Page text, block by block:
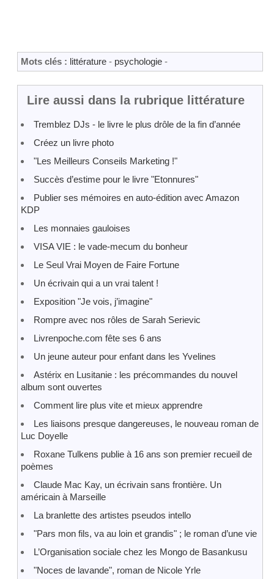
Mots clés : littérature - psychologie -
Lire aussi dans la rubrique littérature
Tremblez DJs - le livre le plus drôle de la fin d’année
Créez un livre photo
"Les Meilleurs Conseils Marketing !"
Succès d’estime pour le livre "Etonnures"
Publier ses mémoires en auto-édition avec Amazon
KDP
Les monnaies gauloises
VISA VIE : le vade-mecum du bonheur
Le Seul Vrai Moyen de Faire Fortune
Un écrivain qui a un vrai talent !
Exposition "Je vois, j’imagine"
Rompre avec nos rôles de Sarah Serievic
Livrenpoche.com fête ses 6 ans
Un jeune auteur pour enfant dans les Yvelines
Astérix en Lusitanie : les précommandes du nouvel
album sont ouvertes
Comment lire plus vite et mieux apprendre
Les liaisons presque dangereuses, le nouveau roman de
Luc Doyelle
Roxane Tulkens publie à 16 ans son premier recueil de
poèmes
Claude Mac Kay, un écrivain sans frontière. Un
américain à Marseille
La branlette des artistes pseudos intello
"Pars mon fils, va au loin et grandis" ; le roman d’une vie
L’Organisation sociale chez les Mongo de Basankusu
"Noces de lavande", roman de Nicole Yrle